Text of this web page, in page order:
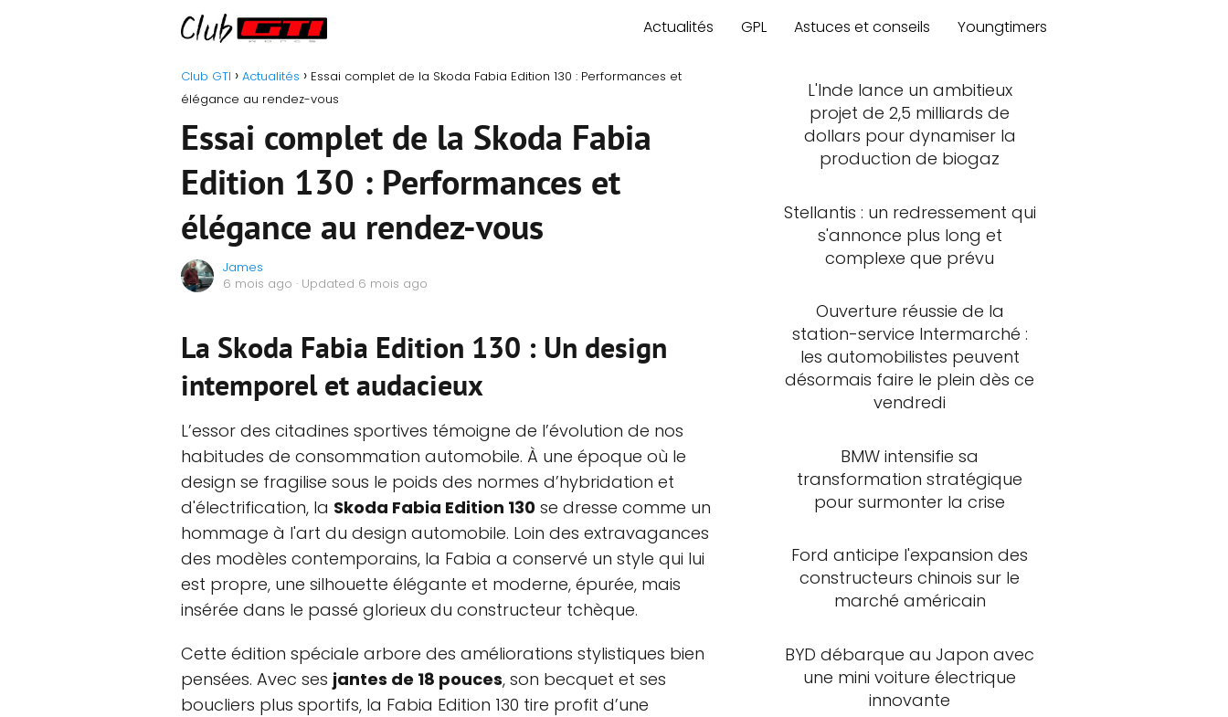
Actualités GPL Astuces et conseils Youngtimers
Club GTI Actualités
Essai complet de la Skoda Fabia Edition 130 : Performances et
élégance au rendez-vous
Essai complet de la Skoda Fabia
Edition 130 : Performances et
élégance au rendez-vous
James
6 mois ago · Updated 6 mois ago
La Skoda Fabia Edition 130 : Un design
intemporel et audacieux
L’essor des citadines sportives témoigne de l’évolution de nos
habitudes de consommation automobile. À une époque où le
design se fragilise sous le poids des normes d’hybridation et
d'électrification, la Skoda Fabia Edition 130 se dresse comme un
hommage à l'art du design automobile. Loin des extravagances
des modèles contemporains, la Fabia a conservé un style qui lui
est propre, une silhouette élégante et moderne, épurée, mais
insérée dans le passé glorieux du constructeur tchèque.
Cette édition spéciale arbore des améliorations stylistiques bien
pensées. Avec ses jantes de 18 pouces, son becquet et ses
boucliers plus sportifs, la Fabia Edition 130 tire profit d’une
L'Inde lance un ambitieux
projet de 2,5 milliards de
dollars pour dynamiser la
production de biogaz
Stellantis : un redressement qui
s'annonce plus long et
complexe que prévu
Ouverture réussie de la
station-service Intermarché :
les automobilistes peuvent
désormais faire le plein dès ce
vendredi
BMW intensifie sa
transformation stratégique
pour surmonter la crise
Ford anticipe l'expansion des
constructeurs chinois sur le
marché américain
BYD débarque au Japon avec
une mini voiture électrique
innovante